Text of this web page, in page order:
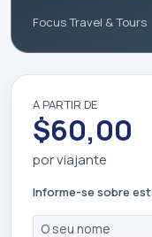
Focus Travel & Tours
A PARTIR DE
$60,00
por viajante
Informe-se sobre